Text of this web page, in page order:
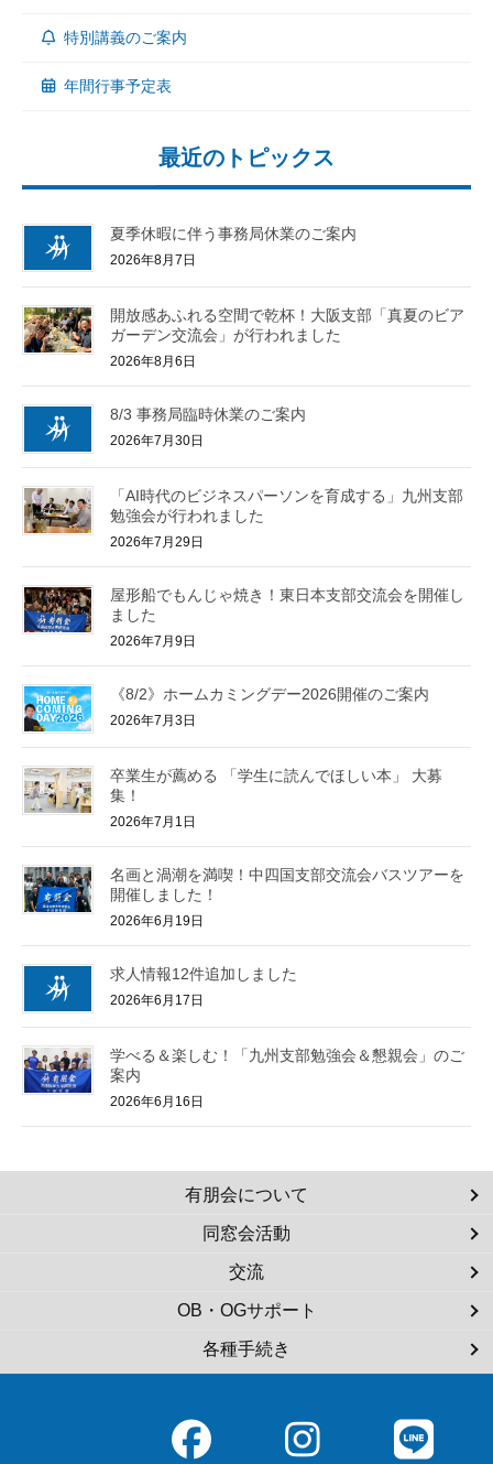
特別講義のご案内
年間行事予定表
最近のトピックス
夏季休暇に伴う事務局休業のご案内
2026年8月7日
開放感あふれる空間で乾杯！大阪支部「真夏のビア
ガーデン交流会」が行われました
2026年8月6日
8/3 事務局臨時休業のご案内
2026年7月30日
「AI時代のビジネスパーソンを育成する」九州支部
勉強会が行われました
2026年7月29日
屋形船でもんじゃ焼き！東日本支部交流会を開催し
ました
2026年7月9日
《8/2》ホームカミングデー2026開催のご案内
2026年7月3日
卒業生が薦める 「学生に読んでほしい本」 大募
集！
2026年7月1日
名画と渦潮を満喫！中四国支部交流会バスツアーを
開催しました！
2026年6月19日
求人情報12件追加しました
2026年6月17日
学べる＆楽しむ！「九州支部勉強会＆懇親会」のご
案内
2026年6月16日
有朋会について
同窓会活動
交流
OB・OGサポート
各種手続き